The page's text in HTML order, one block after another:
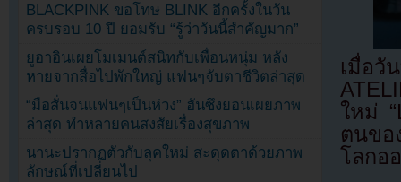
เมื่อ
ใหม่
ตนขอ
โลกอ
BLACKPINK ขอโทษ BLINK อีกครั้งในวัน
ครบรอบ 10 ปี ยอมรับ “รู้ว่าวันนี้สำคัญมาก”
ยูอาอินเผยโมเมนต์สนิทกับเพื่อนหนุ่ม หลัง
หายจากสื่อไปพักใหญ่ แฟนๆจับตาชีวิตล่าสุด
“มือสั่นจนแฟนๆเป็นห่วง” ฮันซึงยอนเผยภาพ
ล่าสุด ทำหลายคนสงสัยเรื่องสุขภาพ
นานะปรากฏตัวกับลุคใหม่ สะดุดตาด้วยภาพ
ลักษณ์ที่เปลี่ยนไป